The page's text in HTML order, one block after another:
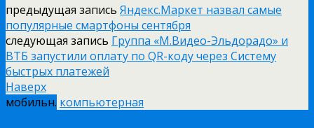
предыдущая запись Яндекс.Маркет назвал самые
популярные смартфоны сентября
следующая запись Группа «М.Видео-Эльдорадо» и
ВТБ запустили оплату по QR-коду через Систему
быстрых платежей
Наверх
мобильн. компьютерная